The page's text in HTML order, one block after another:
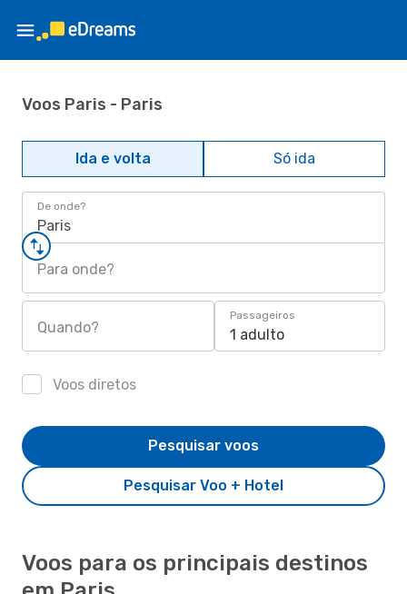
Voos Paris - Paris
Ida e volta Só ida
De onde?
Paris
Para onde?
Quando?
Passageiros
1 adulto
Voos diretos
Pesquisar Voo + Hotel
Pesquisar voos
Voos para os principais destinos